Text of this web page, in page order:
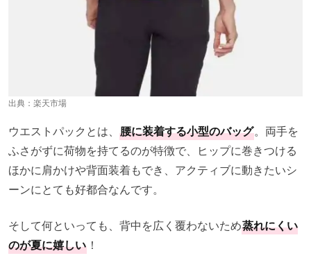
出典： 楽天市場
ウエストパックとは、 腰に装着する小型のバッグ。両手を
ふさがずに荷物を持てるのが特徴で、ヒップに巻きつける
ほかに肩かけや背面装着もでき、アクティブに動きたいシ
ーンにとても好都合なんです。
そして何といっても、背中を広く覆わないため蒸れにくい
のが夏に嬉しい ！